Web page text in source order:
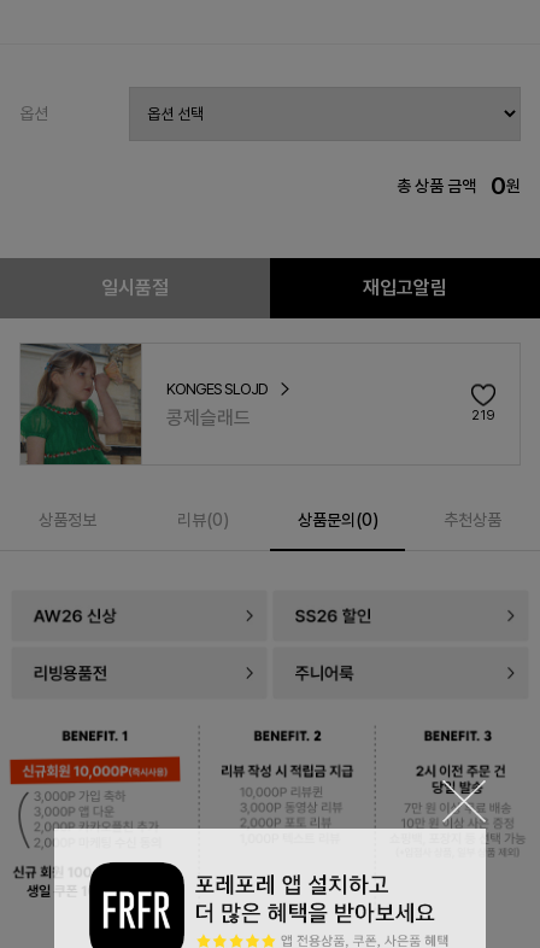
옵션
총 상품 금액 0원
일시품절 재입고알림
KONGES SLOJD
콩제슬래드 219
상품정보 리뷰(0) 상품문의(0) 추천상품